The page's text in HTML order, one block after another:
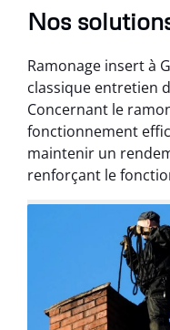
Nos
Ramonage insert à
classique entretien
Concernant le
fonctionnement
maintenir un
renforçant le